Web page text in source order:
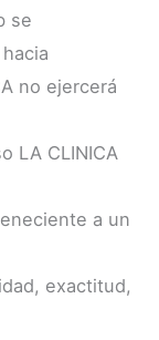
se
no ejercerá
LA CLINICA
a un
exactitud,